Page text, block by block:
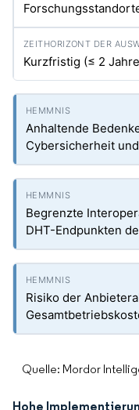
Kurzfristig (≤ 2
Anhaltende
Cybersicherheit
Begrenzte
DHT-Endpunkten
Risiko der
Quelle: Mordor
Hohe